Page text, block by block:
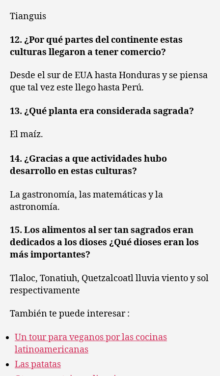
Tianguis
12. ¿Por qué partes del continente estas
culturas llegaron a tener comercio?
Desde el sur de EUA hasta Honduras y se piensa
que tal vez este llego hasta Perú.
13. ¿Qué planta era considerada sagrada?
El maíz.
14. ¿Gracias a que actividades hubo
desarrollo en estas culturas?
La gastronomía, las matemáticas y la
astronomía.
15. Los alimentos al ser tan sagrados eran
dedicados a los dioses ¿Qué dioses eran los
más importantes?
Tlaloc, Tonatiuh, Quetzalcoatl lluvia viento y sol
respectivamente
También te puede interesar :
Un tour para veganos por las cocinas
latinoamericanas
Las patatas